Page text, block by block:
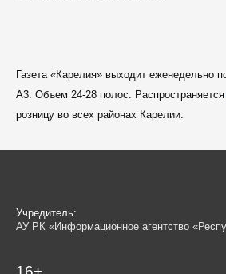
Газета «Карелия» выходит еженедельно
A3. Объем 24-28 полос. Распространяется
розницу во всех районах Карелии.
Учредитель:
АУ РК «Информационное агентство